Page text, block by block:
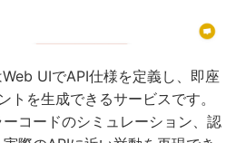
UIでAPI仕様を定義し、即座
トを生成できるサービスです。
コードのシミュレーション、認